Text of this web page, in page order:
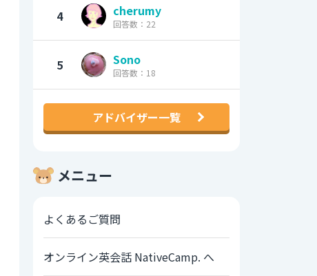
4 cherumy
回答数：22
5 Sono
回答数：18
アドバイザー一覧
メニュー
よくあるご質問
オンライン英会話 NativeCamp. へ